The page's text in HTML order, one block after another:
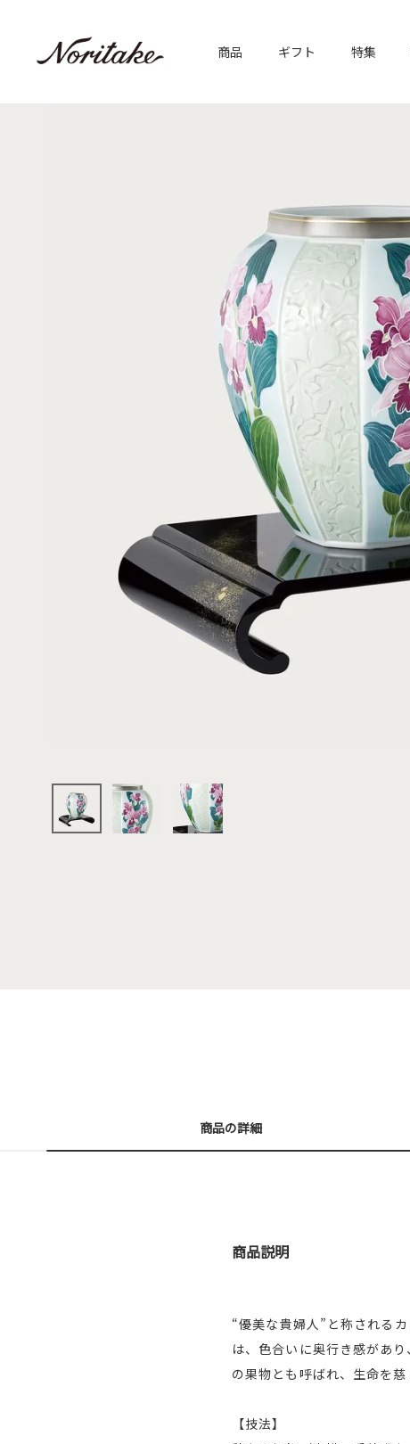
商品 ギフト 特集
商品の詳細
商品説明
“優美な貴婦人”と称される
は、色合いに奥行き感があ
の果物とも呼ばれ、生命を
【技法】